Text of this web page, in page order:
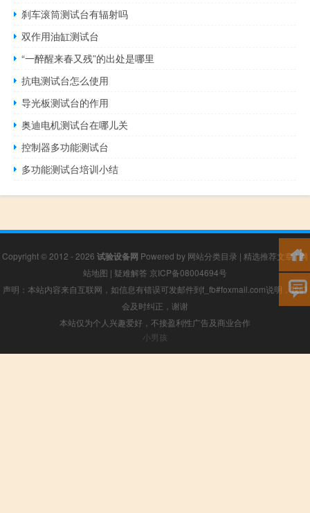
刹车滚筒测试台有辐射吗
双作用油缸测试台
“一醉醒来春又残”的出处是哪里
抗电测试台怎么使用
导光板测试台的作用
奥迪电机测试台在哪儿关
控制器多功能测试台
多功能测试台培训小结
Copyright © 2012 - 2026 试验设备网 Powered by 网站分类目录 | 精选推荐文章|网
站地图 | 疑难解答 京ICP备08004694号
声明：本站内容来自互联网，如信息有错误可发邮件到f_fb#foxmail.com说明，我们
会及时纠正，谢谢
本站仅为个人兴趣爱好，不接盈利性广告及商业合作
小男孩